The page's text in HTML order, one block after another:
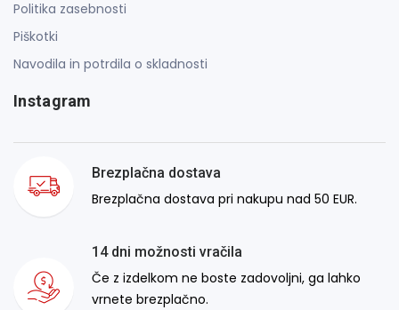
Politika zasebnosti
Piškotki
Navodila in potrdila o skladnosti
Instagram
Brezplačna dostava
Brezplačna dostava pri nakupu nad 50 EUR.
14 dni možnosti vračila
Če z izdelkom ne boste zadovoljni, ga lahko
vrnete brezplačno.